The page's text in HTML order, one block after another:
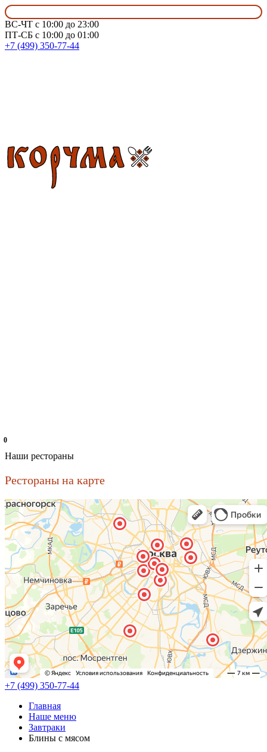
ВС-ЧТ с 10:00 до 23:00
ПТ-СБ с 10:00 до 01:00
+7 (499) 350-77-44
0
Наши рестораны
Рестораны на карте
+7 (499) 350-77-44
Главная
Наше меню
Завтраки
Блины с мясом